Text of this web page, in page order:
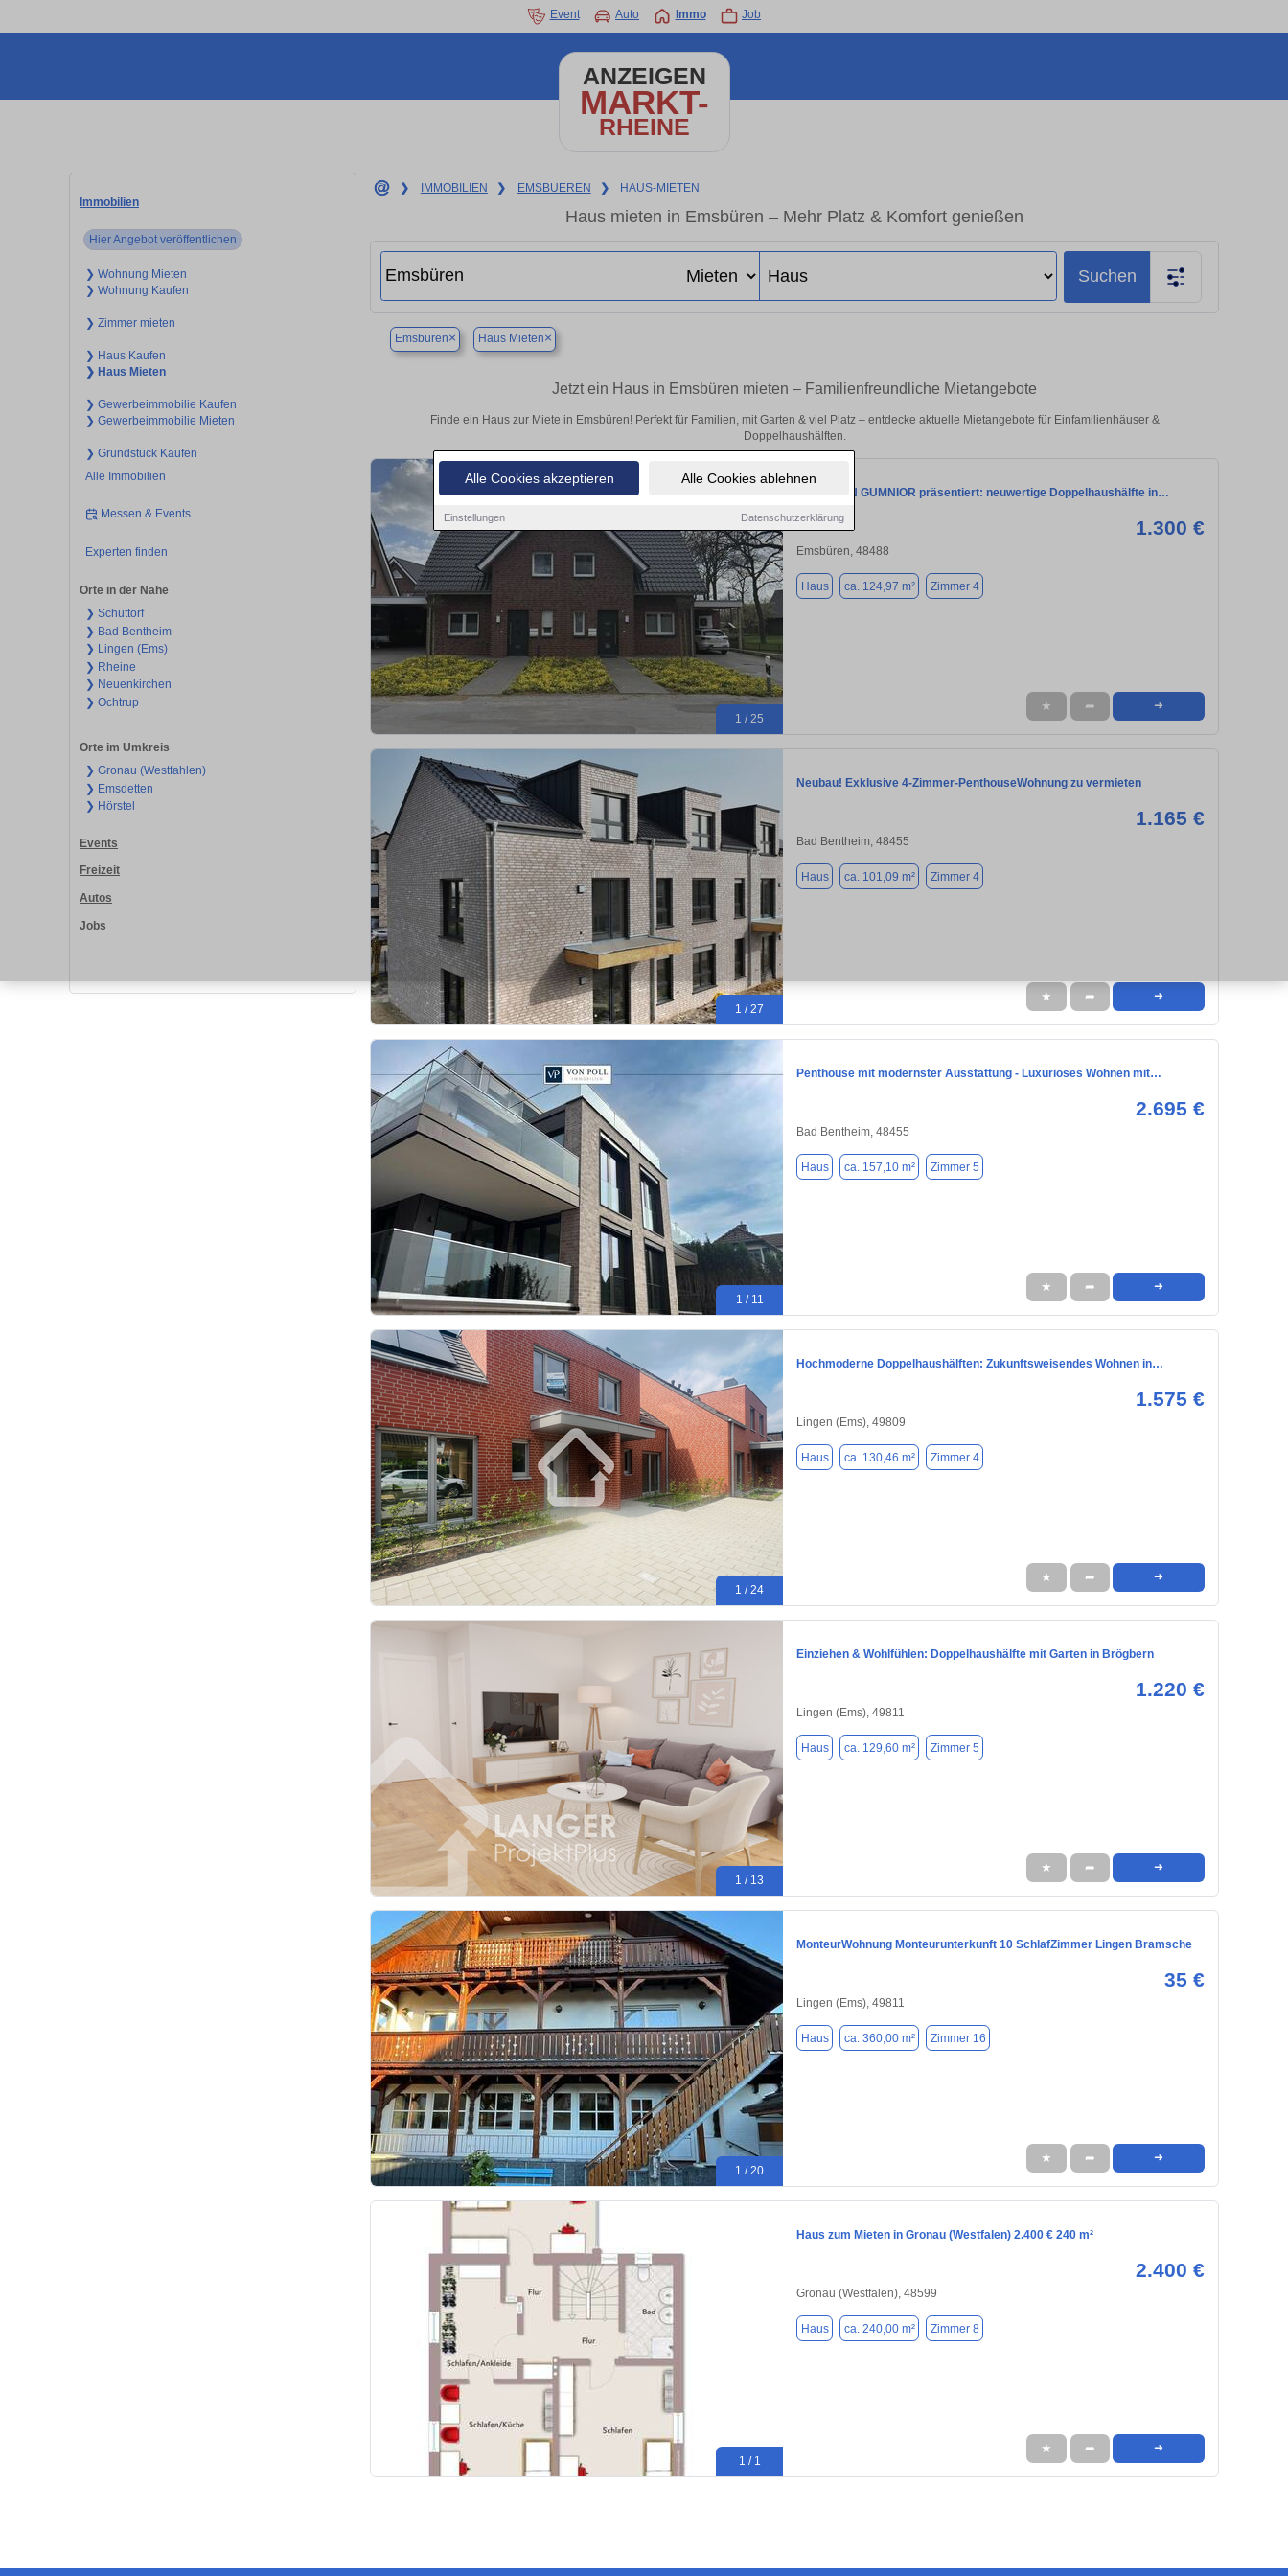
Alle Cookies akzeptieren Alle Cookies ablehnen
Einstellungen Datenschutzerklärung
Event Auto Immo Job
ANZEIGEN
MARKT-
RHEINE
Immobilien
Hier Angebot veröffentlichen
❯ Wohnung Mieten
❯ Wohnung Kaufen
❯ Zimmer mieten
❯ Haus Kaufen
❯ Haus Mieten
❯ Gewerbeimmobilie Kaufen
❯ Gewerbeimmobilie Mieten
❯ Grundstück Kaufen
Alle Immobilien
Messen & Events
Experten finden
Orte in der Nähe
❯ Schüttorf
❯ Bad Bentheim
❯ Lingen (Ems)
❯ Rheine
❯ Neuenkirchen
❯ Ochtrup
Orte im Umkreis
❯ Gronau (Westfahlen)
❯ Emsdetten
❯ Hörstel
Events
Freizeit
Autos
Jobs
❯ IMMOBILIEN ❯ EMSBUEREN ❯ HAUS-MIETEN
Haus mieten in Emsbüren – Mehr Platz & Komfort genießen
Suchen
Emsbüren× Haus Mieten×
Jetzt ein Haus in Emsbüren mieten – Familienfreundliche Mietangebote
Finde ein Haus zur Miete in Emsbüren! Perfekt für Familien, mit Garten & viel Platz – entdecke aktuelle Mietangebote für Einfamilienhäuser &
Doppelhaushälften.
1 / 25
ImmobilieN GUMNIOR präsentiert: neuwertige Doppelhaushälfte in…
1.300 €
Emsbüren, 48488
Haus ca. 124,97 m² Zimmer 4
★ ➦ ➜
1 / 27
Neubau! Exklusive 4-Zimmer-PenthouseWohnung zu vermieten
1.165 €
Bad Bentheim, 48455
Haus ca. 101,09 m² Zimmer 4
★ ➦ ➜
1 / 11
Penthouse mit modernster Ausstattung - Luxuriöses Wohnen mit…
2.695 €
Bad Bentheim, 48455
Haus ca. 157,10 m² Zimmer 5
★ ➦ ➜
1 / 24
Hochmoderne Doppelhaushälften: Zukunftsweisendes Wohnen in…
1.575 €
Lingen (Ems), 49809
Haus ca. 130,46 m² Zimmer 4
★ ➦ ➜
1 / 13
Einziehen & Wohlfühlen: Doppelhaushälfte mit Garten in Brögbern
1.220 €
Lingen (Ems), 49811
Haus ca. 129,60 m² Zimmer 5
★ ➦ ➜
1 / 20
MonteurWohnung Monteurunterkunft 10 SchlafZimmer Lingen Bramsche
35 €
Lingen (Ems), 49811
Haus ca. 360,00 m² Zimmer 16
★ ➦ ➜
1 / 1
Haus zum Mieten in Gronau (Westfalen) 2.400 € 240 m²
2.400 €
Gronau (Westfalen), 48599
Haus ca. 240,00 m² Zimmer 8
★ ➦ ➜